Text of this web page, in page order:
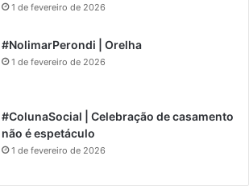
1 de fevereiro de 2026
#NolimarPerondi | Orelha
1 de fevereiro de 2026
#ColunaSocial | Celebração de casamento
não é espetáculo
1 de fevereiro de 2026